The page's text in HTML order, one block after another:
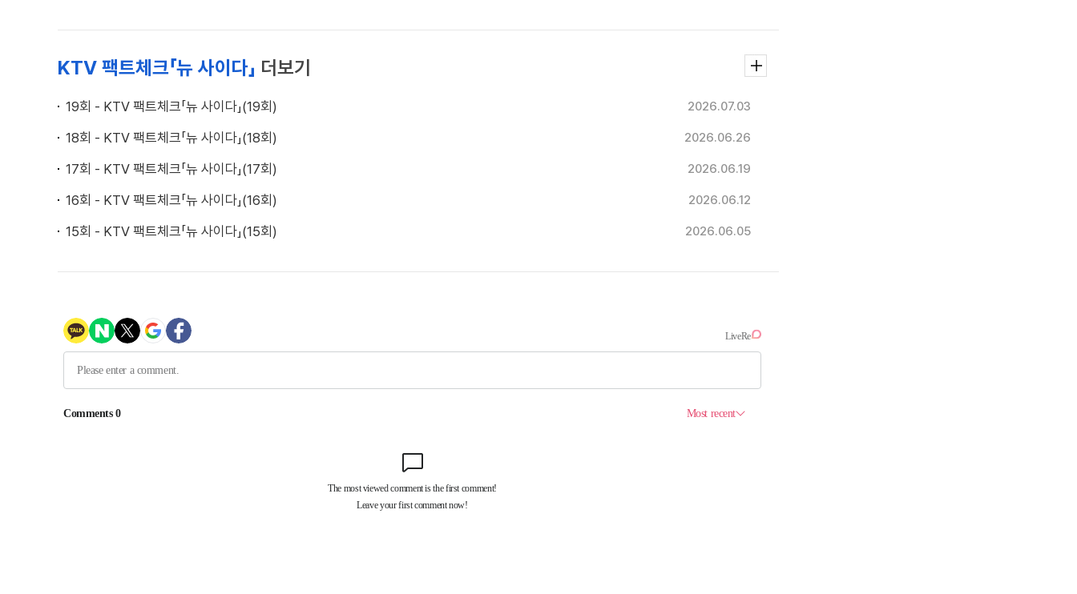
KTV 팩트체크「뉴 사이다」 더보기
19회 - KTV 팩트체크「뉴 사이다」(19회) 2026.07.03
18회 - KTV 팩트체크「뉴 사이다」(18회) 2026.06.26
17회 - KTV 팩트체크「뉴 사이다」(17회) 2026.06.19
16회 - KTV 팩트체크「뉴 사이다」(16회) 2026.06.12
15회 - KTV 팩트체크「뉴 사이다」(15회) 2026.06.05